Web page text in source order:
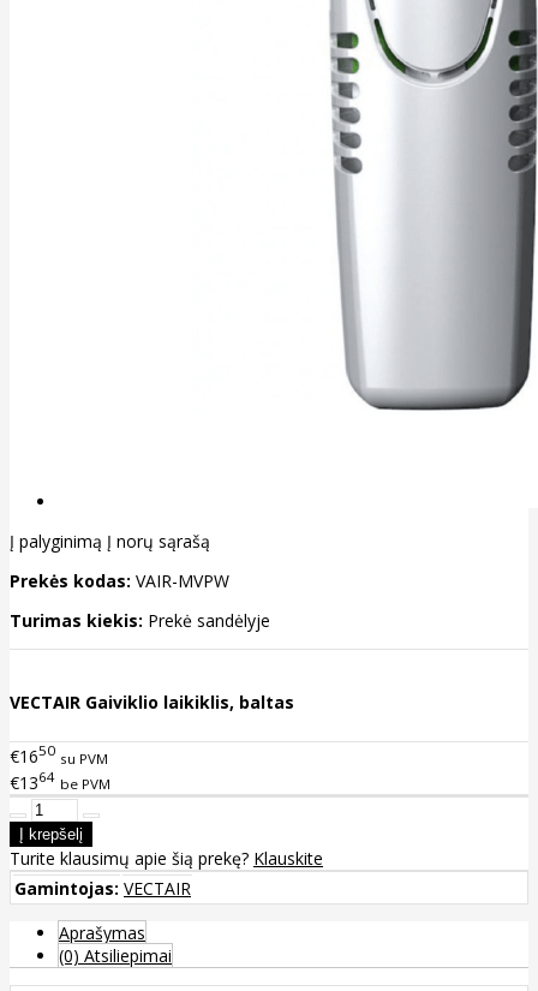
Į palyginimą Į norų sąrašą
Prekės kodas: VAIR-MVPW
Turimas kiekis: Prekė sandėlyje
VECTAIR Gaiviklio laikiklis, baltas
€1650 su PVM
€1364 be PVM
Turite klausimų apie šią prekę? Klauskite
Gamintojas: VECTAIR
Aprašymas
(0) Atsiliepimai